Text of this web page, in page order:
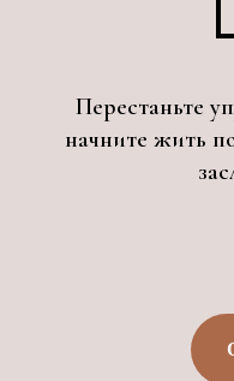
Перестаньте
начните жить